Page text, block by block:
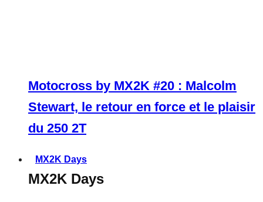
Motocross by MX2K #20 : Malcolm
Stewart, le retour en force et le plaisir
du 250 2T
MX2K Days
MX2K Days